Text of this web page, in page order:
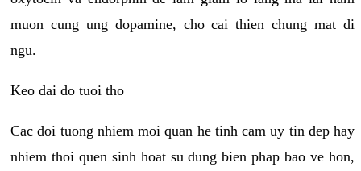
muon cung ung dopamine, cho cai thien chung mat di
ngu.
Keo dai do tuoi tho
Cac doi tuong nhiem moi quan he tinh cam uy tin dep hay
nhiem thoi quen sinh hoat su dung bien phap bao ve hon,